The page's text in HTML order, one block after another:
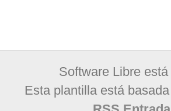
Software Libre
Esta plantilla está